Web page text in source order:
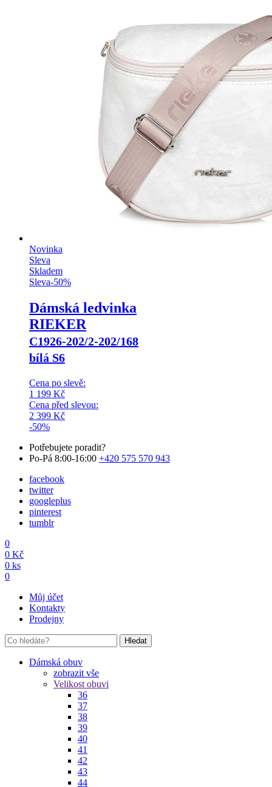
Novinka
Sleva
Skladem
Sleva-50%
Dámská ledvinka
RIEKER
C1926-202/2-202/168
bílá S6
Cena po slevě:
1 199 Kč
Cena před slevou:
2 399 Kč
-50%
Potřebujete poradit?
Po-Pá 8:00-16:00 +420 575 570 943
facebook
twitter
googleplus
pinterest
tumblr
0
0 Kč
0 ks
0
Můj účet
Kontakty
Prodejny
Hledat
Dámská obuv
zobrazit vše
Velikost obuvi
36
37
38
39
40
41
42
43
44